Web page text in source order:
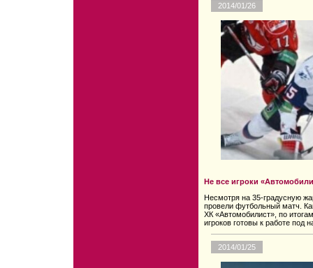
2014/01/26
Не все игроки
Несмотря на 35-градусную
провели футбольный матч.
ХК «Автомобилист», по
игроков готовы к работе под
2014/01/25